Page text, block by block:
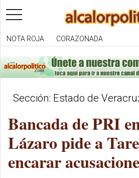
toggle
navigation
NOTA ROJA CORAZONADA
Sección: Estado de
Bancada de PRI
Lázaro pide a
encarar